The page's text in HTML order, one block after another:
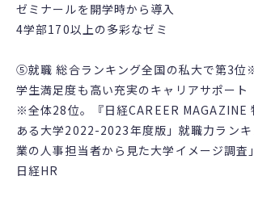
ゼミナールを開学時から導入
4学部170以上の多彩なゼミ
⑤就職 総合ランキング全国の私大で第3位
学生満足度も高い充実のキャリアサポート
※全体28位。『日経CAREER MAGAZINE
ある大学2022-2023年度版」就職力ラン
業の人事担当者から見た大学イメージ調査
日経HR